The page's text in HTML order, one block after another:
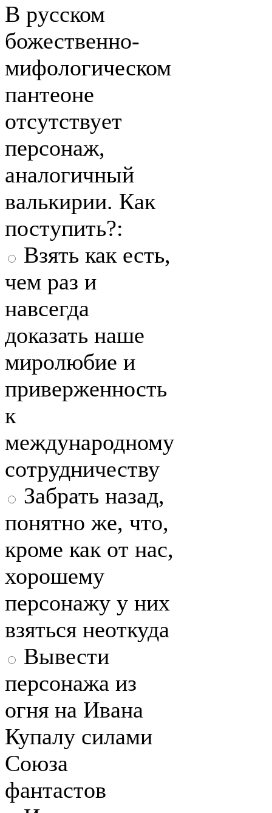
В русском
божественно-
мифологическом
пантеоне
отсутствует
персонаж,
аналогичный
валькирии. Как
поступить?:
Взять как есть,
чем раз и
навсегда
доказать наше
миролюбие и
приверженность
к
международному
сотрудничеству
Забрать назад,
понятно же, что,
кроме как от нас,
хорошему
персонажу у них
взяться неоткуда
Вывести
персонажа из
огня на Ивана
Купалу силами
Союза
фантастов